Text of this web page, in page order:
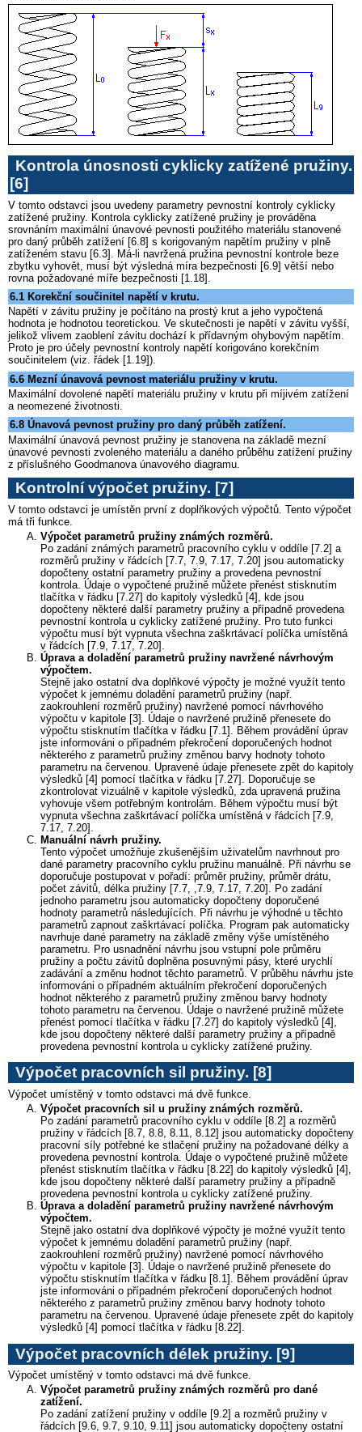
Kontrola únosnosti cyklicky zatížené pružiny.
[6]
V tomto odstavci jsou uvedeny parametry pevnostní kontroly cyklicky
zatížené pružiny. Kontrola cyklicky zatížené pružiny je prováděna
srovnáním maximální únavové pevnosti použitého materiálu stanovené
pro daný průběh zatížení [6.8] s korigovaným napětím pružiny v plně
zatíženém stavu [6.3]. Má-li navržená pružina pevnostní kontrole beze
zbytku vyhovět, musí být výsledná míra bezpečnosti [6.9] větší nebo
rovna požadované míře bezpečnosti [1.18].
6.1 Korekční součinitel napětí v krutu.
Napětí v závitu pružiny je počítáno na prostý krut a jeho vypočtená
hodnota je hodnotou teoretickou. Ve skutečnosti je napětí v závitu vyšší,
jelikož vlivem zaoblení závitu dochází k přídavným ohybovým napětím.
Proto je pro účely pevnostní kontroly napětí korigováno korekčním
součinitelem (viz. řádek [1.19]).
6.6 Mezní únavová pevnost materiálu pružiny v krutu.
Maximální dovolené napětí materiálu pružiny v krutu při míjivém zatížení
a neomezené životnosti.
6.8 Únavová pevnost pružiny pro daný průběh zatížení.
Maximální únavová pevnost pružiny je stanovena na základě mezní
únavové pevnosti zvoleného materiálu a daného průběhu zatížení pružiny
z příslušného Goodmanova únavového diagramu.
Kontrolní výpočet pružiny. [7]
V tomto odstavci je umístěn první z doplňkových výpočtů. Tento výpočet
má tři funkce.
Výpočet parametrů pružiny známých rozměrů.
Po zadání známých parametrů pracovního cyklu v oddíle [7.2] a
rozměrů pružiny v řádcích [7.7, 7.9, 7.17, 7.20] jsou automaticky
dopočteny ostatní parametry pružiny a provedena pevnostní
kontrola. Údaje o vypočtené pružině můžete přenést stisknutím
tlačítka v řádku [7.27] do kapitoly výsledků [4], kde jsou
dopočteny některé další parametry pružiny a případně provedena
pevnostní kontrola u cyklicky zatížené pružiny. Pro tuto funkci
výpočtu musí být vypnuta všechna zaškrtávací políčka umístěná
v řádcích [7.9, 7.17, 7.20].
Úprava a doladění parametrů pružiny navržené návrhovým
výpočtem.
Stejně jako ostatní dva doplňkové výpočty je možné využít tento
výpočet k jemnému doladění parametrů pružiny (např.
zaokrouhlení rozměrů pružiny) navržené pomocí návrhového
výpočtu v kapitole [3]. Údaje o navržené pružině přenesete do
výpočtu stisknutím tlačítka v řádku [7.1]. Během provádění úprav
jste informováni o případném překročení doporučených hodnot
některého z parametrů pružiny změnou barvy hodnoty tohoto
parametru na červenou. Upravené údaje přenesete zpět do kapitoly
výsledků [4] pomocí tlačítka v řádku [7.27]. Doporučuje se
zkontrolovat vizuálně v kapitole výsledků, zda upravená pružina
vyhovuje všem potřebným kontrolám. Během výpočtu musí být
vypnuta všechna zaškrtávací políčka umístěná v řádcích [7.9,
7.17, 7.20].
Manuální návrh pružiny.
Tento výpočet umožňuje zkušenějším uživatelům navrhnout pro
dané parametry pracovního cyklu pružinu manuálně. Při návrhu se
doporučuje postupovat v pořadí: průměr pružiny, průměr drátu,
počet závitů, délka pružiny [7.7, ,7.9, 7.17, 7.20]. Po zadání
jednoho parametru jsou automaticky dopočteny doporučené
hodnoty parametrů následujících. Při návrhu je výhodné u těchto
parametrů zapnout zaškrtávací políčka. Program pak automaticky
navrhuje dané parametry na základě změny výše umístěného
parametru. Pro usnadnění návrhu jsou vstupní pole průměru
pružiny a počtu závitů doplněna posuvnými pásy, které urychlí
zadávání a změnu hodnot těchto parametrů. V průběhu návrhu jste
informováni o případném aktuálním překročení doporučených
hodnot některého z parametrů pružiny změnou barvy hodnoty
tohoto parametru na červenou. Údaje o navržené pružině můžete
přenést pomocí tlačítka v řádku [7.27] do kapitoly výsledků [4],
kde jsou dopočteny některé další parametry pružiny a případně
provedena pevnostní kontrola u cyklicky zatížené pružiny.
Výpočet pracovních sil pružiny. [8]
Výpočet umístěný v tomto odstavci má dvě funkce.
Výpočet pracovních sil u pružiny známých rozměrů.
Po zadání parametrů pracovního cyklu v oddíle [8.2] a rozměrů
pružiny v řádcích [8.7, 8.8, 8.11, 8.12] jsou automaticky dopočteny
pracovní síly potřebné ke stlačení pružiny na požadované délky a
provedena pevnostní kontrola. Údaje o vypočtené pružině můžete
přenést stisknutím tlačítka v řádku [8.22] do kapitoly výsledků [4],
kde jsou dopočteny některé další parametry pružiny a případně
provedena pevnostní kontrola u cyklicky zatížené pružiny.
Úprava a doladění parametrů pružiny navržené návrhovým
výpočtem.
Stejně jako ostatní dva doplňkové výpočty je možné využít tento
výpočet k jemnému doladění parametrů pružiny (např.
zaokrouhlení rozměrů pružiny) navržené pomocí návrhového
výpočtu v kapitole [3]. Údaje o navržené pružině přenesete do
výpočtu stisknutím tlačítka v řádku [8.1]. Během provádění úprav
jste informováni o případném překročení doporučených hodnot
některého z parametrů pružiny změnou barvy hodnoty tohoto
parametru na červenou. Upravené údaje přenesete zpět do kapitoly
výsledků [4] pomocí tlačítka v řádku [8.22].
Výpočet pracovních délek pružiny. [9]
Výpočet umístěný v tomto odstavci má dvě funkce.
Výpočet parametrů pružiny známých rozměrů pro dané
zatížení.
Po zadání zatížení pružiny v oddíle [9.2] a rozměrů pružiny v
řádcích [9.6, 9.7, 9.10, 9.11] jsou automaticky dopočteny ostatní